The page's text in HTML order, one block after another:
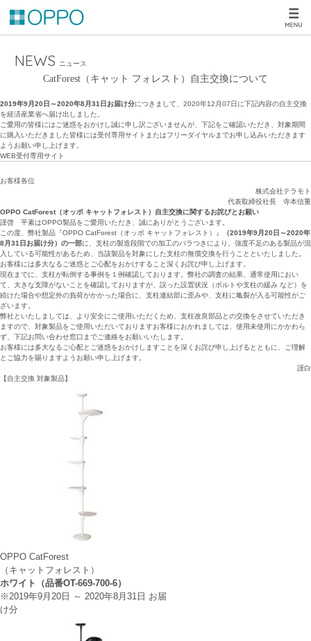
NEWS ニュース
CatForest（キャット フォレスト）自主交換について
2019年9月20日～2020年8月31日お届け分につきまして、2020年12月07日に下記内容の自主交換
を経済産業省へ届け出しました。
ご愛用の皆様にはご迷惑をおかけし誠に申し訳ございませんが、下記をご確認いただき、対象期間
に購入いただきました皆様には受付専用サイトまたはフリーダイヤルまでお申し込みいただきます
ようお願い申し上げます。
WEB受付専用サイト
お客様各位
株式会社テラモト
代表取締役社長 寺本信重
OPPO CatForest（オッポ キャットフォレスト）自主交換に関するお詫びとお願い
謹啓 平素はOPPO製品をご愛用いただき、誠にありがとうございます。
この度、弊社製品『OPPO CatForest（オッポ キャットフォレスト）』
（2019年9月20日～2020年
8月31日お届け分）の一部に、支柱の製造段階での加工のバラつきにより、強度不足のある製品が混
入している可能性があるため、当該製品を対象にした支柱の無償交換を行うことといたしました。
お客様には多大なるご迷惑とご心配をおかけすること深くお詫び申し上げます。
現在までに、支柱が転倒する事例を１例確認しております。弊社の調査の結果、通常使用におい
て、大きな支障がないことを確認しておりますが、誤った設置状況（ボルトや支柱の緩み など）を
続けた場合や想定外の負荷がかかった場合に、支柱連結部に歪みや、支柱に亀裂が入る可能性がご
ざいます。
弊社といたしましては、より安全にご使用いただくため、支柱改良部品との交換をさせていただき
ますので、対象製品をご使用いただいておりますお客様におかれましては、使用未使用にかかわら
ず、下記お問い合わせ窓口までご連絡をお願いいたします。
お客様には多大なるご心配とご迷惑をおかけしますことを深くお詫び申し上げるとともに、ご理解
とご協力を賜りますようお願い申し上げます。
謹白
【自主交換 対象製品】
OPPO CatForest
（キャットフォレスト）
ホワイト（品番OT-669-700-6）
※2019年9月20日 ～ 2020年8月31日 お届
け分